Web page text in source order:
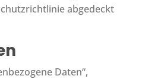
abgedeckt
Daten“,